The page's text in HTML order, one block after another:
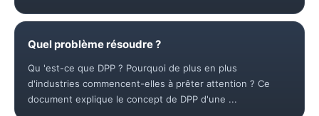
Quel problème résoudre ?
Qu 'est-ce que DPP ? Pourquoi de plus en plus
d'industries commencent-elles à prêter attention ? Ce
document explique le concept de DPP d'une ...